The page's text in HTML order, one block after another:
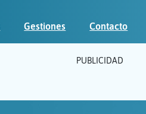
Gestiones Contacto
PUBLICIDAD